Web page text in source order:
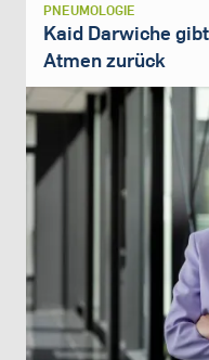
PNEUMOLOGIE
Kaid Darwiche
Atmen zurück